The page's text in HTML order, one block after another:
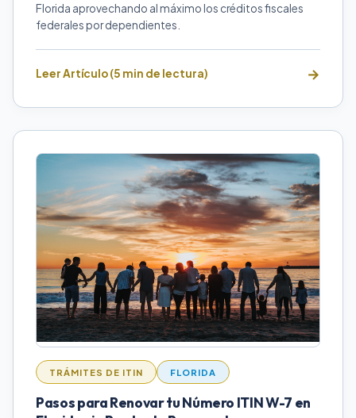
Florida aprovechando al máximo los créditos fiscales
federales por dependientes.
Leer Artículo (5 min de lectura)
TRÁMITES DE ITIN FLORIDA
Pasos para Renovar tu Número ITIN W-7 en